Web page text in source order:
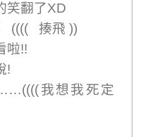
笑翻了XD
(((( 揍飛 ))
啦!!
!
我想我死定